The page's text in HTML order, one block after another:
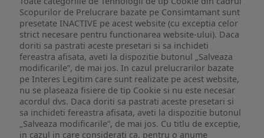
Scopurilor de Prelucrare bazate pe Consimtamant sunt
presetate INACTIVE pe acest website (cu exceptia celor
strict necesare pentru functionarea website-ului). Daca
doriti sa pastrati aceste presetari si sa inchideti
fereastra afisata, aveti la dispozitie butonul „Salveaza
modificarile”, de mai jos. In cazul prelucrarilor bazate
pe Interes Legitim care sunt realizate pe acest website,
nu se plaseaza fisiere de tip Cookie si nu este necesar
acordul dvs. Daca doriti sa pastrati aceste presetari si
sa inchideti fereastra afisata, aveti la dispozitie butonul
„Salveaza modificarile”, de mai jos. Cu titlu de exceptie,
in cazul in care considerati ca, pentru o anume